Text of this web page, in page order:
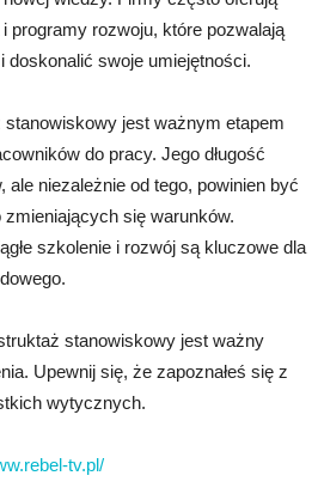
programy rozwoju, które pozwalają
doskonalić swoje umiejętności.
jest ważnym etapem
do pracy. Jego długość
niezależnie od tego, powinien być
się warunków.
szkolenie i rozwój są kluczowe dla
stanowiskowy jest ważny
Upewnij się, że zapoznałeś się z
wytycznych.
tv.pl/